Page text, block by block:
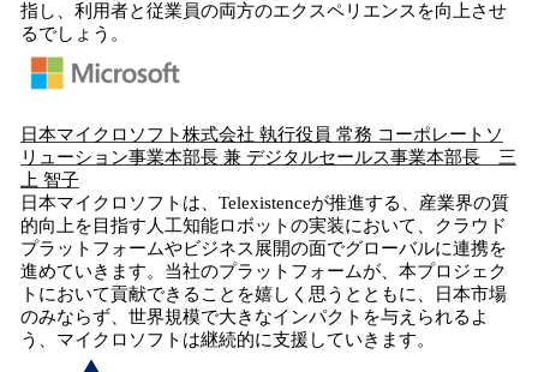
指し、利用者と従業員の両方のエクスペリエンスを向上させ
るでしょう。
日本マイクロソフト株式会社 執行役員 常務 コーポレートソ
リューション事業本部長 兼 デジタルセールス事業本部長 三
上 智子
日本マイクロソフトは、Telexistenceが推進する、産業界の質
的向上を目指す人工知能ロボットの実装において、クラウド
プラットフォームやビジネス展開の面でグローバルに連携を
進めていきます。当社のプラットフォームが、本プロジェク
トにおいて貢献できることを嬉しく思うとともに、日本市場
のみならず、世界規模で大きなインパクトを与えられるよ
う、マイクロソフトは継続的に支援していきます。